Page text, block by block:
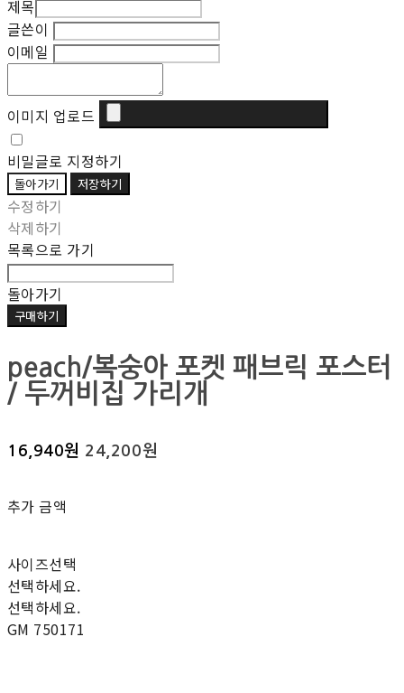
제목
글쓴이
이메일
이미지 업로드
비밀글로 지정하기
돌아가기 저장하기
수정하기
삭제하기
목록으로 가기
돌아가기
구매하기
peach/복숭아 포켓 패브릭 포스터
/ 두꺼비집 가리개
16,940원 24,200원
추가 금액
사이즈선택
선택하세요.
선택하세요.
GM 750171